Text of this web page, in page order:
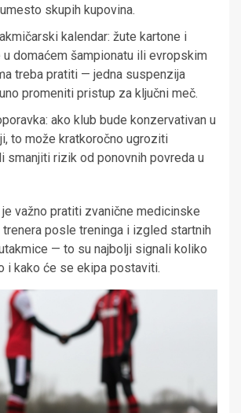
skupih kupovina.
kalendar: žute kartone i
domaćem šampionatu ili evropskim
treba pratiti — jedna suspenzija
promeniti pristup za ključni meč.
ako klub bude konzervativan u
to može kratkoročno ugroziti
smanjiti rizik od ponovnih povreda u
važno pratiti zvanične medicinske
posle treninga i izgled startnih
— to su najbolji signali koliko
i kako će se ekipa postaviti.